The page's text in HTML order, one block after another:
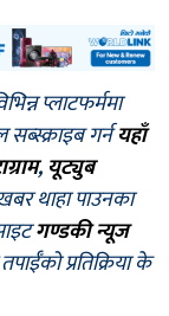
प्लाटफर्ममा
गर्नयहाँ
, यूट्युब
थाहा पाउनका
गण्डकी न्यूज
प्रतिक्रिया के